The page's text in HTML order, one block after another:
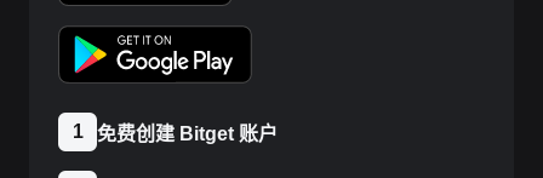
1 免费创建 Bitget 账户